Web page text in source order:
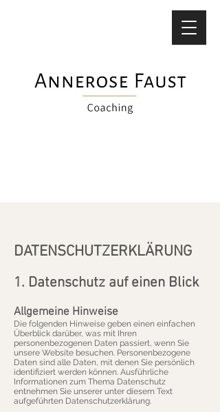
DATENSCHUTZERKLÄRUNG
1. Datenschutz auf einen Blick
Allgemeine Hinweise
Die folgenden Hinweise geben einen einfachen
Überblick darüber, was mit Ihren
personenbezogenen Daten passiert, wenn Sie
unsere Website besuchen. Personenbezogene
Daten sind alle Daten, mit denen Sie persönlich
identifiziert werden können. Ausführliche
Informationen zum Thema Datenschutz
entnehmen Sie unserer unter diesem Text
aufgeführten Datenschutzerklärung.